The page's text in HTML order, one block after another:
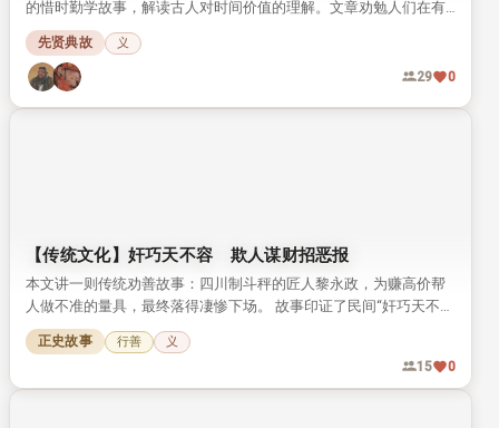
的惜时勤学故事，解读古人对时间价值的理解。文章劝勉人们在有
限的生命里，多做有意义的事，把握每一个瞬间才能留住永恒。
先贤典故 义
29 0
【传统文化】奸巧天不容 欺人谋财招恶报
本文讲一则传统劝善故事：四川制斗秤的匠人黎永政，为赚高价帮
人做不准的量具，最终落得凄惨下场。 故事印证了民间“奸巧天不
容”的善恶观，劝人不可为了钱财违背道义。
正史故事 行善 义
15 0